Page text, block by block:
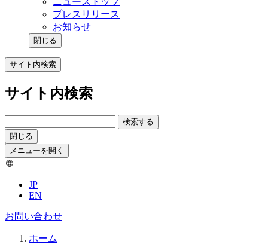
プレスリリース
お知らせ
閉じる
サイト内検索
サイト内検索
検索する
閉じる
メニューを開く
JP
EN
お問い合わせ
ホーム